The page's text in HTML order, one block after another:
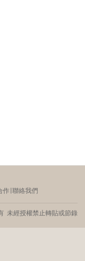
作∣聯絡我們
未經授權禁止轉貼或節錄